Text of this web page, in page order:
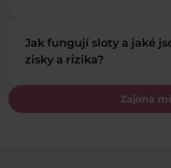
Zajímá
Jak fungují sloty a jaké
zisky a rizika?